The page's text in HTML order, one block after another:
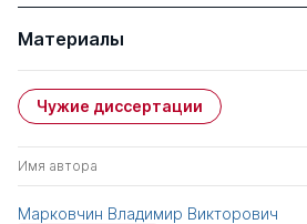
Материалы
Чужие диссертации
Имя автора
Марковчин Владимир Викторович